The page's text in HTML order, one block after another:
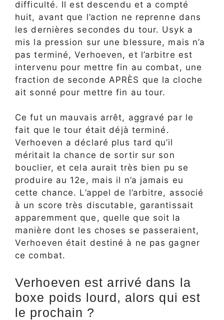
difficulté. Il est descendu et a compté
huit, avant que l’action ne reprenne dans
les dernières secondes du tour. Usyk a
mis la pression sur une blessure, mais n’a
pas terminé, Verhoeven, et l’arbitre est
intervenu pour mettre fin au combat, une
fraction de seconde APRÈS que la cloche
ait sonné pour mettre fin au tour.
Ce fut un mauvais arrêt, aggravé par le
fait que le tour était déjà terminé.
Verhoeven a déclaré plus tard qu’il
méritait la chance de sortir sur son
bouclier, et cela aurait très bien pu se
produire au 12e, mais il n’a jamais eu
cette chance. L’appel de l’arbitre, associé
à un score très discutable, garantissait
apparemment que, quelle que soit la
manière dont les choses se passeraient,
Verhoeven était destiné à ne pas gagner
ce combat.
Verhoeven est arrivé dans la
boxe poids lourd, alors qui est
le prochain ?